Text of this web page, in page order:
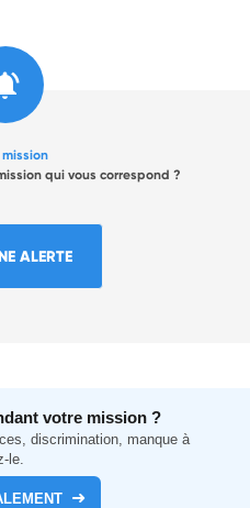
qui vous correspond ?
ALERTE
votre mission ?
discrimination, manque à
le.